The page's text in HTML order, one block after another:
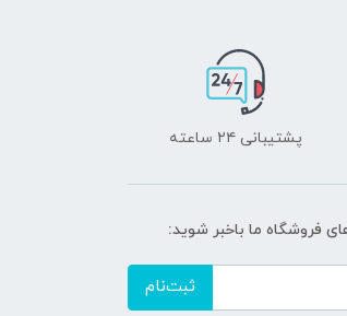
پشتیبانی ۲۴ ساعته
فروشگاه ما باخبر شوید:
ثبت‌نام